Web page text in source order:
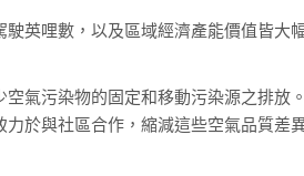
英哩數，以及區域經濟產能價值皆大
氣污染物的固定和移動污染源之排放
於與社區合作，縮減這些空氣品質差